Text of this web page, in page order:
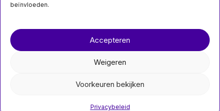
beïnvloeden.
Accepteren
Weigeren
Voorkeuren bekijken
Privacybeleid
nieuwsimpuls.online
nieuwsimpuls.online